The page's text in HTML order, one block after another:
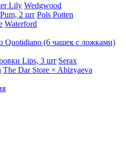
Lily Wedgwood
2 шт Pols Potten
Waterford
Quotidiano (6 чашек с ложками)
Lips, 3 шт Serax
The Dar Store × Abizyaeva